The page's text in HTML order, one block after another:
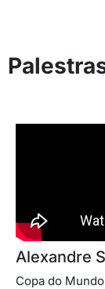
Alexandre
Copa do